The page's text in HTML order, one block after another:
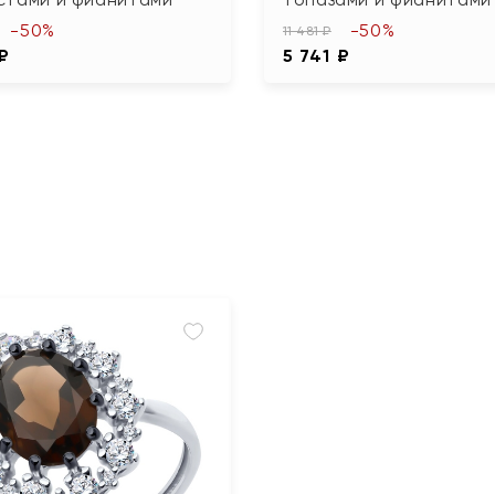
-50% 11 481 ₽
5 741 ₽
-50%